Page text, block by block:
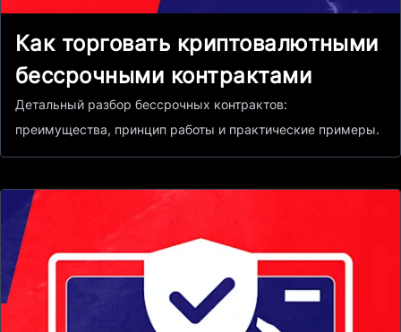
Как торговать криптовалютными
бессрочными контрактами
Детальный разбор бессрочных контрактов:
преимущества, принцип работы и практические примеры.